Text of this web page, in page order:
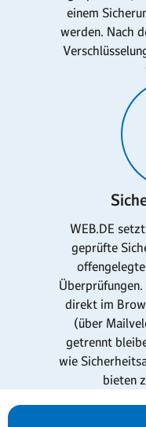
einem
werden. Nach
WEB.DE
geprüfte
direkt im
(über
getrennt
wie
bieten